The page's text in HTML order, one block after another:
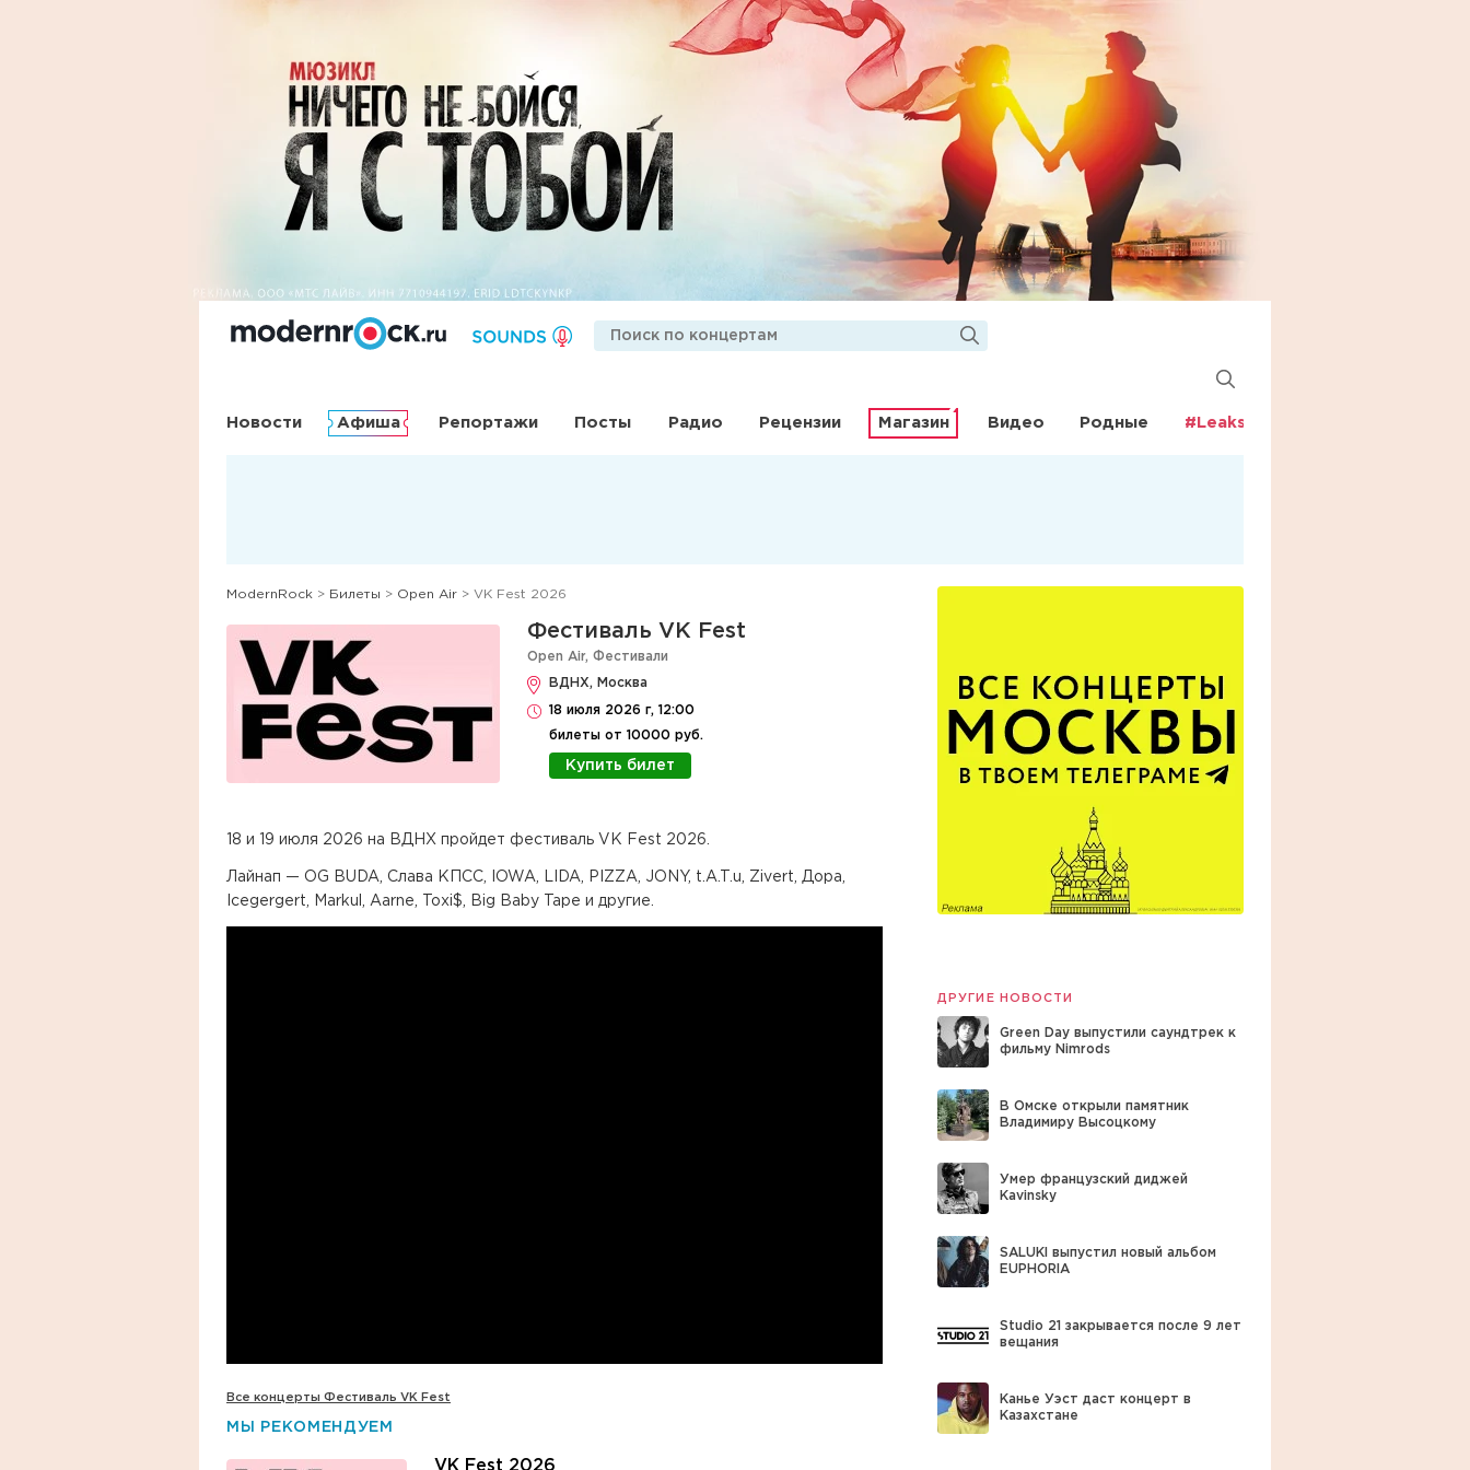
Новости Афиша Репортажи Посты Радио Рецензии Магазин Видео Родные #Leaks
ModernRock > Билеты > Open Air > VK Fest 2026
Фестиваль VK Fest
Open Air, Фестивали
ВДНХ, Москва
18 июля 2026 г, 12:00
билеты от 10000 руб.
Купить билет
18 и 19 июля 2026 на ВДНХ пройдет фестиваль VK Fest 2026.
Лайнап — OG BUDA, Слава КПСС, IOWA, LIDA, PIZZA, JONY, t.A.T.u, Zivert, Дора,
Icegergert, Markul, Aarne, Toxi$, Big Baby Tape и другие.
Все концерты Фестиваль VK Fest
МЫ РЕКОМЕНДУЕМ
VK Fest 2026
ДРУГИЕ НОВОСТИ
Green Day выпустили саундтрек к
фильму Nimrods
В Омске открыли памятник
Владимиру Высоцкому
Умер французский диджей
Kavinsky
SALUKI выпустил новый альбом
EUPHORIA
Studio 21 закрывается после 9 лет
вещания
Канье Уэст даст концерт в
Казахстане